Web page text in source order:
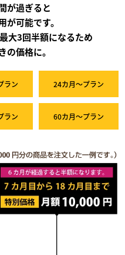
が過ぎると
が可能です。
大3回半額になるため
の価格に。
ラン 24カ月～プラン
ラン 60カ月～プラン